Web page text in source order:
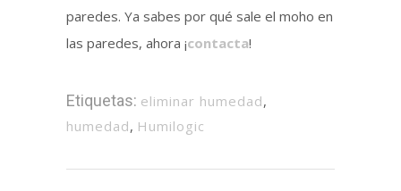
paredes. Ya sabes por qué sale el moho en
las paredes, ahora ¡contacta!
Etiquetas: eliminar humedad,
humedad, Humilogic